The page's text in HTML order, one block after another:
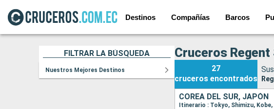
Destinos Compañías Barcos
FILTRAR LA BÚSQUEDA
Nuestros Mejores Destinos
Cruceros Regent
27
cruceros encontrados
COREA DEL SUR, JAPÓN
Itinerario : Tokyo, Shimizu,